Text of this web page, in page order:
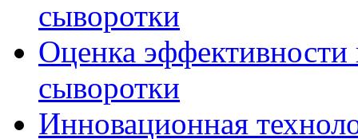
сыворотки
Оценка
сыворотки
Инновационная